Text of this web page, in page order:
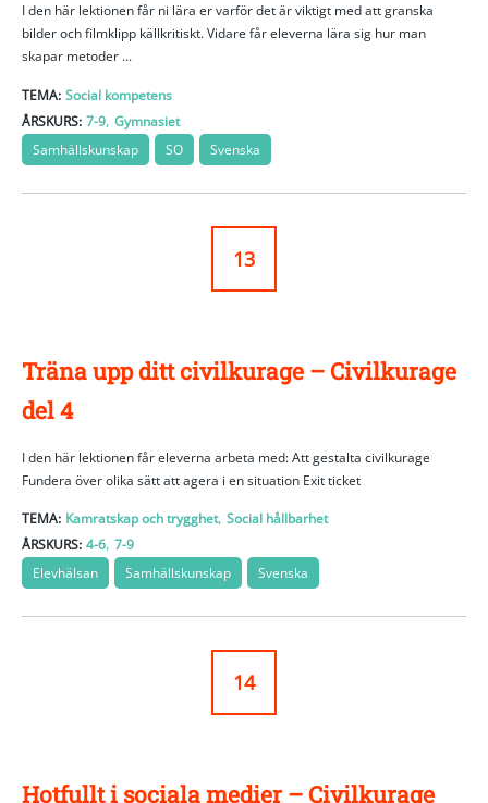
I den här lektionen får ni lära er varför det är viktigt med att granska
bilder och filmklipp källkritiskt. Vidare får eleverna lära sig hur man
skapar metoder ...
TEMA: Social kompetens
ÅRSKURS: 7-9, Gymnasiet
Samhällskunskap
SO Svenska
13
Träna upp ditt civilkurage – Civilkurage
del 4
I den här lektionen får eleverna arbeta med: Att gestalta civilkurage
Fundera över olika sätt att agera i en situation Exit ticket
TEMA: Kamratskap och trygghet, Social hållbarhet
ÅRSKURS: 4-6, 7-9
Elevhälsan
Samhällskunskap Svenska
14
Hotfullt i sociala medier – Civilkurage